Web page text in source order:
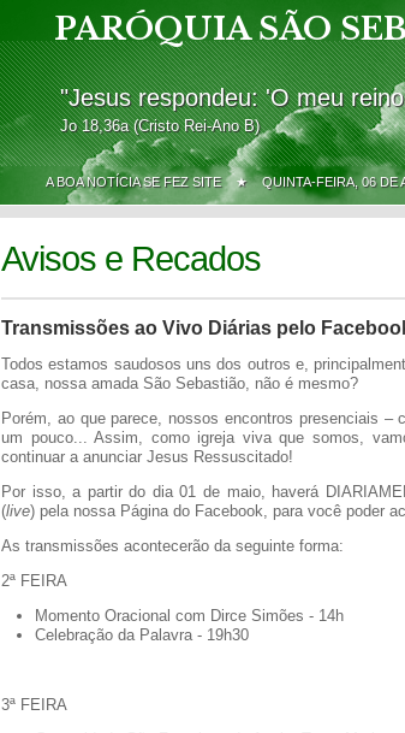
PARÓQUIA SÃO
"Jesus respondeu: 'O meu
Jo 18,36a (Cristo Rei-Ano B)
A BOA NOTÍCIA SE FEZ SITE ★QUINTA-FEIRA, 06
Avisos e Recados
Transmissões ao Vivo Diárias pelo
Todos estamos saudosos uns dos outros e,
casa, nossa amada São Sebastião, não é mesmo?
Porém, ao que parece, nossos encontros presenciais –
um pouco... Assim, como igreja viva que somos,
continuar a anunciar Jesus Ressuscitado!
Por isso, a partir do dia 01 de maio, haverá
(live) pela nossa Página do Facebook, para você poder
As transmissões acontecerão da seguinte forma:
2ª FEIRA
Momento Oracional com Dirce Simões - 14h
Celebração da Palavra - 19h30
3ª FEIRA